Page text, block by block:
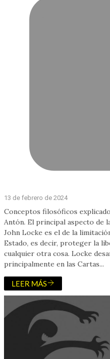
13 de febrero de 2024
Conceptos filosóficos
Antón. El principal aspecto de
John Locke es el de la
Estado, es decir, proteger la
cualquier otra cosa. Locke
principalmente en las Cartas...
LEER MÁS